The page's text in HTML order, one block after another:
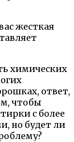
жесткая
химических
ответ,
чтобы
с более
но будет ли